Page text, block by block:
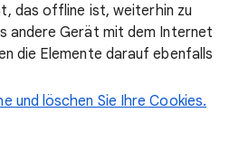
das offline ist, weiterhin zu
andere Gerät mit dem Internet
die Elemente darauf ebenfalls
und löschen Sie Ihre Cookies.